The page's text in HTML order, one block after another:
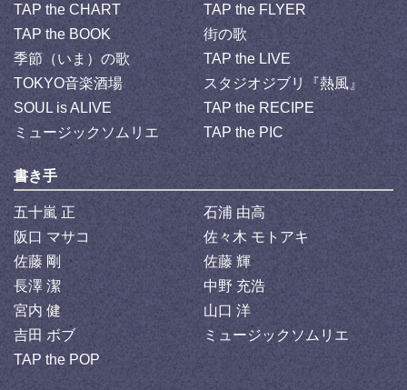
TAP the CHART
TAP the FLYER
TAP the BOOK
街の歌
季節（いま）の歌
TAP the LIVE
TOKYO音楽酒場
スタジオジブリ『熱風』
SOUL is ALIVE
TAP the RECIPE
ミュージックソムリエ
TAP the PIC
書き手
五十嵐 正
石浦 由高
阪口 マサコ
佐々木 モトアキ
佐藤 剛
佐藤 輝
長澤 潔
中野 充浩
宮内 健
山口 洋
吉田 ボブ
ミュージックソムリエ
TAP the POP